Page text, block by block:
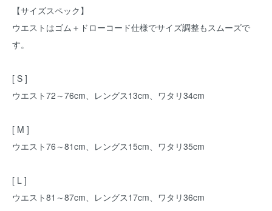
【サイズスペック】
ウエストはゴム＋ドローコード仕様でサイズ調整もスムーズで
す。
[ S ]
ウエスト72～76cm、レングス13cm、ワタリ34cm
[ M ]
ウエスト76～81cm、レングス15cm、ワタリ35cm
[ L ]
ウエスト81～87cm、レングス17cm、ワタリ36cm